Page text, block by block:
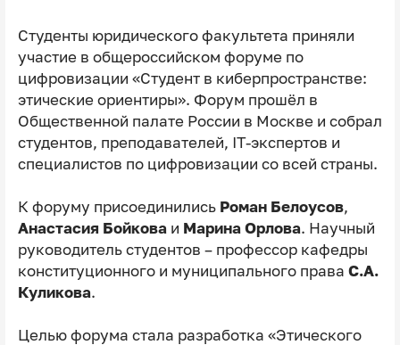
Студенты юридического факультета приняли
участие в общероссийском форуме по
цифровизации «Студент в киберпространстве:
этические ориентиры». Форум прошёл в
Общественной палате России в Москве и собрал
студентов, преподавателей, IT-экспертов и
специалистов по цифровизации со всей страны.
К форуму присоединились Роман Белоусов,
Анастасия Бойкова и Марина Орлова. Научный
руководитель студентов – профессор кафедры
конституционного и муниципального права С.А.
Куликова.
Целью форума стала разработка «Этического